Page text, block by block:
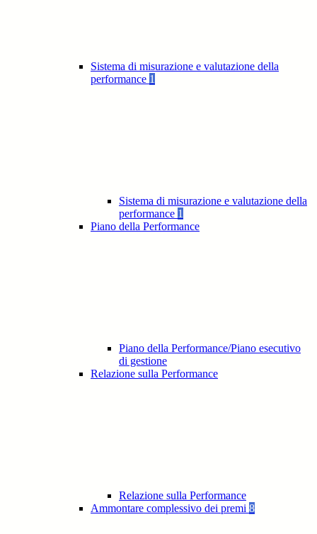
Sistema di misurazione e valutazione della
performance 1
Sistema di misurazione e valutazione della
performance 1
Piano della Performance
Piano della Performance/Piano esecutivo
di gestione
Relazione sulla Performance
Relazione sulla Performance
Ammontare complessivo dei premi 8